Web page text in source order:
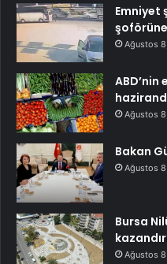
Emniyet
Ağustos
Ağustos
Bakan
Ağustos
Bursa
Ağustos